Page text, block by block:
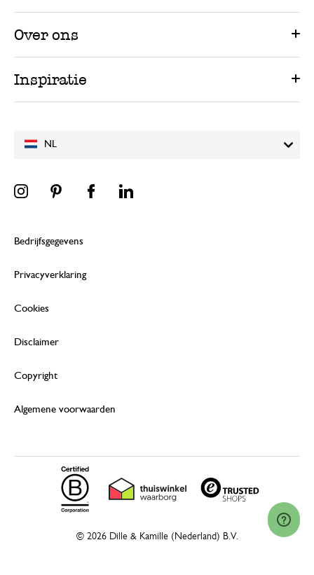
NL
Over ons
Inspiratie
Bedrijfsgegevens
Privacyverklaring
Cookies
Disclaimer
Copyright
Algemene voorwaarden
© 2026 Dille & Kamille (Nederland) B.V.